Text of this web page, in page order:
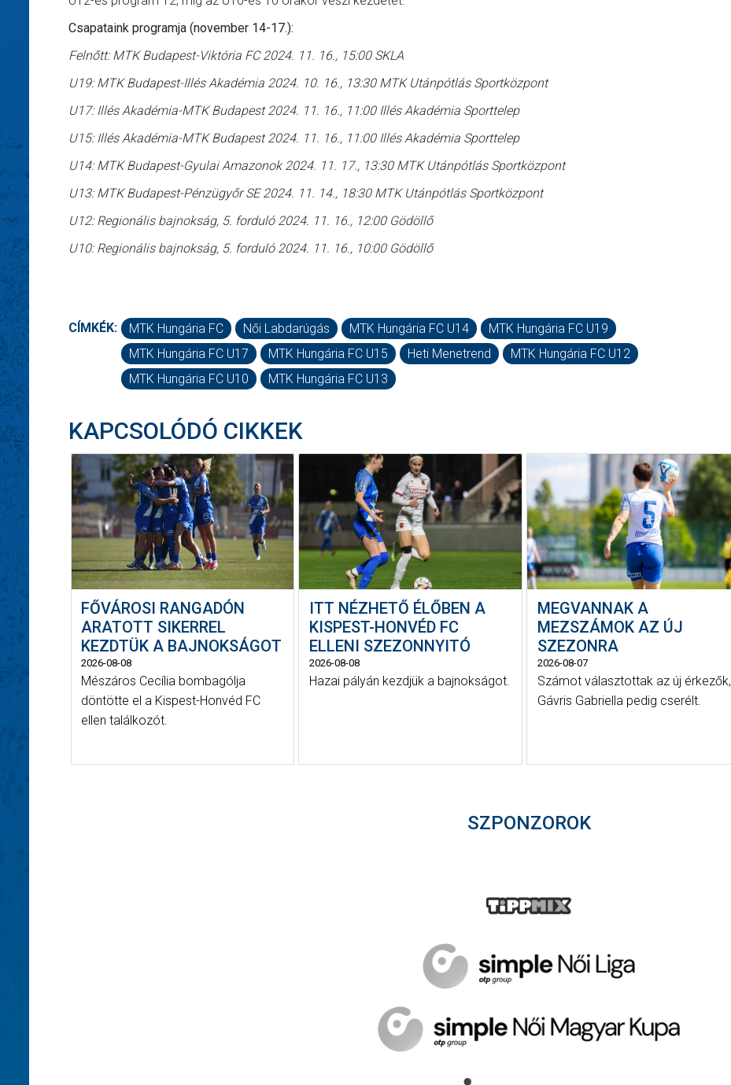
Csapataink programja (november 14-17.):
Felnőtt: MTK Budapest-Viktória FC 2024. 11. 16., 15:00 SKLA
U19: MTK Budapest-Illés Akadémia 2024. 10. 16., 13:30 MTK Utánpótlás Sportközpont
U17: Illés Akadémia-MTK Budapest 2024. 11. 16., 11:00 Illés Akadémia Sporttelep
U15: Illés Akadémia-MTK Budapest 2024. 11. 16., 11:00 Illés Akadémia Sporttelep
U14: MTK Budapest-Gyulai Amazonok 2024. 11. 17., 13:30 MTK Utánpótlás Sportközpont
U13: MTK Budapest-Pénzügyőr SE 2024. 11. 14., 18:30 MTK Utánpótlás Sportközpont
U12: Regionális bajnokság, 5. forduló 2024. 11. 16., 12:00 Gödöllő
U10: Regionális bajnokság, 5. forduló 2024. 11. 16., 10:00 Gödöllő
CÍMKÉK: MTK Hungária FC Női Labdarúgás MTK Hungária FC U14
MTK Hungária FC U19
MTK Hungária FC U17
MTK Hungária FC U15 Heti Menetrend
MTK Hungária FC U12
MTK Hungária FC U10
MTK Hungária FC U13
KAPCSOLÓDÓ CIKKEK
FŐVÁROSI RANGADÓN
ARATOTT SIKERREL
KEZDTÜK A BAJNOKSÁGOT
2026-08-08
Mészáros Cecília bombagólja
döntötte el a Kispest-Honvéd FC
ellen találkozót.
ITT NÉZHETŐ ÉLŐBEN A
KISPEST-HONVÉD FC
ELLENI SZEZONNYITÓ
2026-08-08
Hazai pályán kezdjük a bajnokságot.
MEGVANNAK A
MEZSZÁMOK AZ ÚJ
SZEZONRA
2026-08-07
Számot választottak az új érkezők,
Gávris Gabriella pedig cserélt.
SZPONZOROK